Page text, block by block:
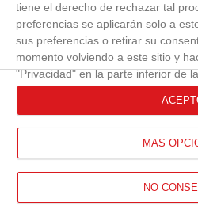
tiene el derecho de rechazar tal
preferencias se aplicarán solo a
sus preferencias o retirar su
momento volviendo a este sitio y
"Privacidad" en la parte inferior de
MÁS
NO